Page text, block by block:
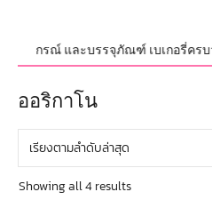
อุปกรณ์ และบรรจุภัณฑ์ เบเกอรี่ครบ
ออริกาโน
Showing all 4 results